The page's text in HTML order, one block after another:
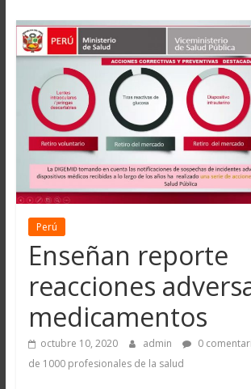
Perú
Enseñan reporte
reacciones
medicamentos
octubre 10, 2020 admin 0
de 1000 profesionales de la salud